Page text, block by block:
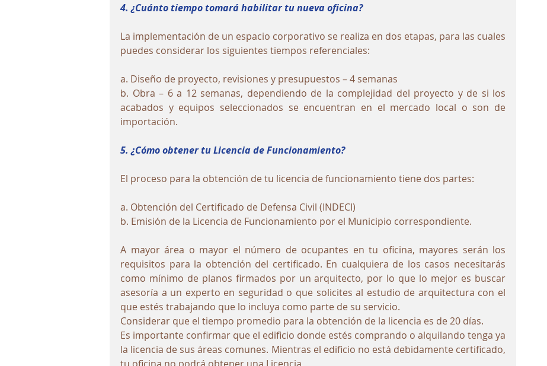
4. ¿Cuánto tiempo tomará habilitar tu nueva oficina?
La implementación de un espacio corporativo se realiza en dos etapas, para las cuales
puedes considerar los siguientes tiempos referenciales:
a. Diseño de proyecto, revisiones y presupuestos – 4 semanas
b. Obra – 6 a 12 semanas, dependiendo de la complejidad del proyecto y de si los
acabados y equipos seleccionados se encuentran en el mercado local o son de
importación.
5. ¿Cómo obtener tu Licencia de Funcionamiento?
El proceso para la obtención de tu licencia de funcionamiento tiene dos partes:
a. Obtención del Certificado de Defensa Civil (INDECI)
b. Emisión de la Licencia de Funcionamiento por el Municipio correspondiente.
A mayor área o mayor el número de ocupantes en tu oficina, mayores serán los
requisitos para la obtención del certificado. En cualquiera de los casos necesitarás
como mínimo de planos firmados por un arquitecto, por lo que lo mejor es buscar
asesoría a un experto en seguridad o que solicites al estudio de arquitectura con el
que estés trabajando que lo incluya como parte de su servicio.
Considerar que el tiempo promedio para la obtención de la licencia es de 20 días.
Es importante confirmar que el edificio donde estés comprando o alquilando tenga ya
la licencia de sus áreas comunes. Mientras el edificio no está debidamente certificado,